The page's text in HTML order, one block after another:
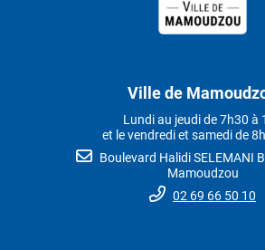
Ville de
Lundi au jeudi de 7h30 à
et le vendredi et samedi de
Boulevard Halidi SELEMANI
Mamoudzou
02 69 66 50 10